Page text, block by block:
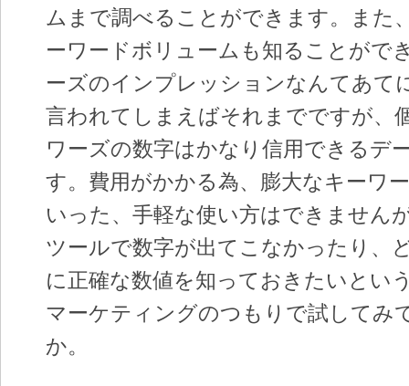
ムまで調べることができます。また
ーワードボリュームも知ることがで
ーズのインプレッションなんてあて
言われてしまえばそれまでですが、
ワーズの数字はかなり信用できるデ
す。費用がかかる為、膨大なキーワ
いった、手軽な使い方はできません
ツールで数字が出てこなかったり、
に正確な数値を知っておきたいとい
マーケティングのつもりで試してみ
か。